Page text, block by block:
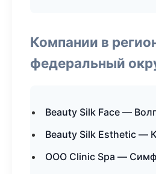
Компании в
федеральный
Beauty Silk Face —
Beauty Silk Esthetic —
ООО Clinic Spa —